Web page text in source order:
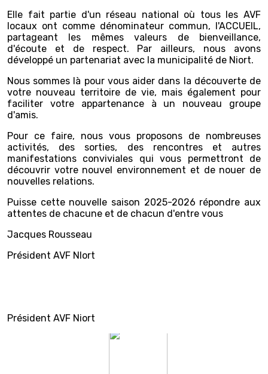
Elle fait partie d'un réseau national où tous les AVF
locaux ont comme dénominateur commun, l'ACCUEIL,
partageant les mêmes valeurs de bienveillance,
d'écoute et de respect. Par ailleurs, nous avons
développé un partenariat avec la municipalité de Niort.
Nous sommes là pour vous aider dans la découverte de
votre nouveau territoire de vie, mais également pour
faciliter votre appartenance à un nouveau groupe
d'amis.
Pour ce faire, nous vous proposons de nombreuses
activités, des sorties, des rencontres et autres
manifestations conviviales qui vous permettront de
découvrir votre nouvel environnement et de nouer de
nouvelles relations.
Puisse cette nouvelle saison 2025-2026 répondre aux
attentes de chacune et de chacun d'entre vous
Jacques Rousseau
Président AVF NIort
Président AVF Niort